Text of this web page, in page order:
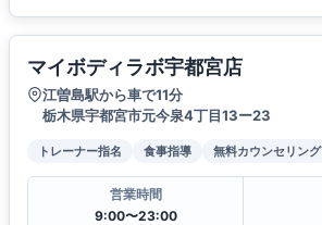
マイボディラボ宇都宮店
江曽島駅から車で11分
栃木県宇都宮市元今泉4丁目13ー23
トレーナー指名 食事指導 無料カウンセリング
営業時間
9:00〜23:00